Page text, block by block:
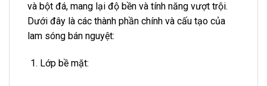
và bột đá, mang lại độ bền và tính năng vượt trội.
Dưới đây là các thành phần chính và cấu tạo của
lam sóng bán nguyệt:
Lớp bề mặt: